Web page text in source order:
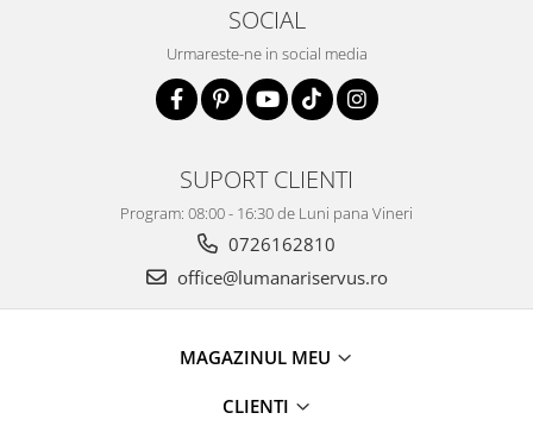
SOCIAL
Urmareste-ne in social media
SUPORT CLIENTI
Program: 08:00 - 16:30 de Luni pana Vineri
0726162810
office@lumanariservus.ro
MAGAZINUL MEU
CLIENTI